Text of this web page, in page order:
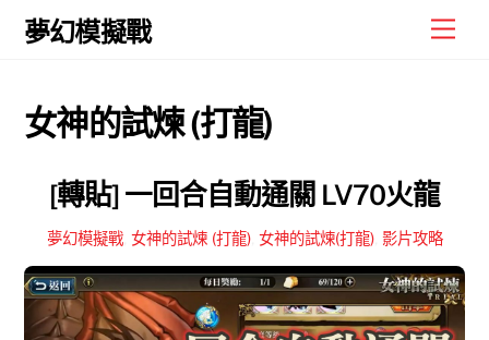
Skip
夢幻模擬戰
女神的試煉 (打龍)
[轉貼] 一回合自動通關 LV70火龍
夢幻模擬戰, 女神的試煉 (打龍), 女神的試煉(打龍), 影片攻略